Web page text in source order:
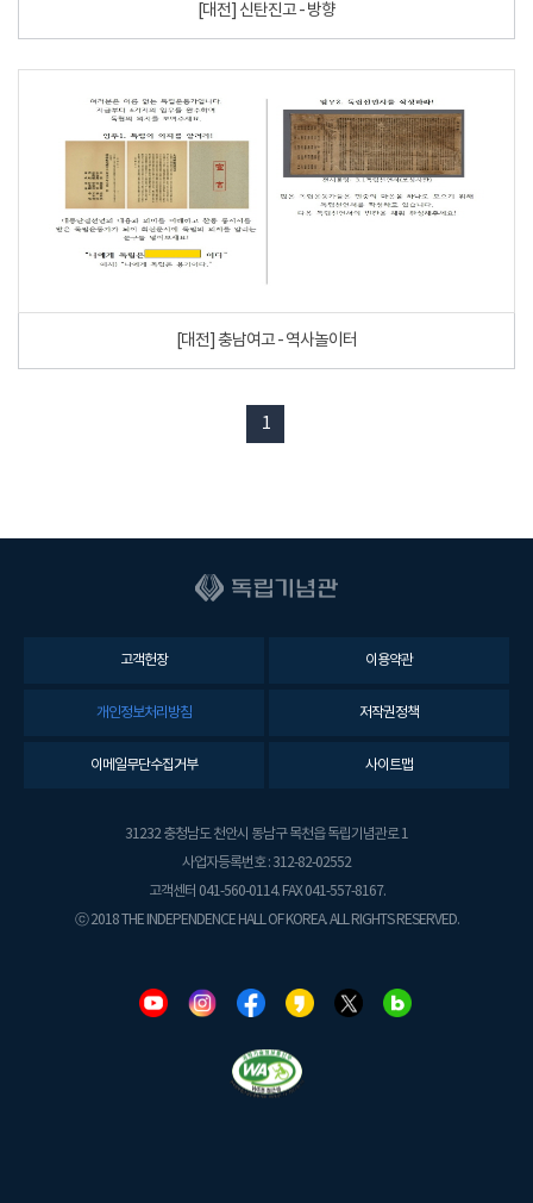
[대전] 신탄진고 - 방향
[대전] 충남여고 - 역사놀이터
1
고객헌장 이용약관
개인정보처리방침 저작권정책
이메일무단수집거부 사이트맵
31232 충청남도 천안시 동남구 목천읍 독립기념관로 1
사업자등록번호 : 312-82-02552
고객센터 041-560-0114. FAX 041-557-8167.
ⓒ 2018 THE INDEPENDENCE HALL OF KOREA. ALL RIGHTS RESERVED.